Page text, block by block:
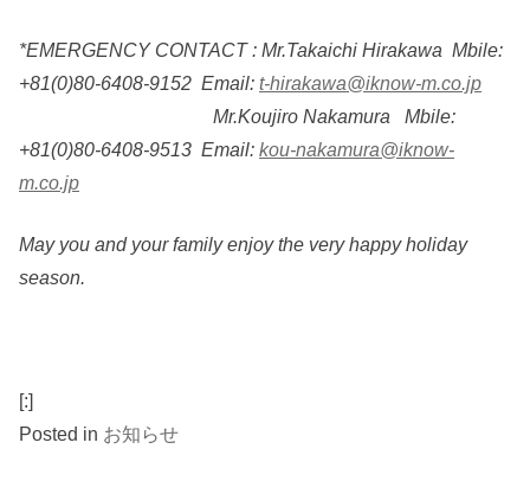
*EMERGENCY CONTACT : Mr.Takaichi Hirakawa Mbile:
+81(0)80-6408-9152 Email: t-hirakawa@iknow-m.co.jp
Mr.Koujiro Nakamura Mbile:
+81(0)80-6408-9513 Email: kou-nakamura@iknow-
m.co.jp
May you and your family enjoy the very happy holiday
season.
[:]
Posted in お知らせ